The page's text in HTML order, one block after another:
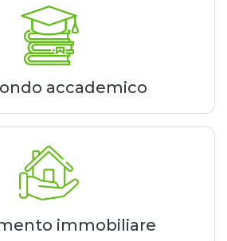
accademico
immobiliare